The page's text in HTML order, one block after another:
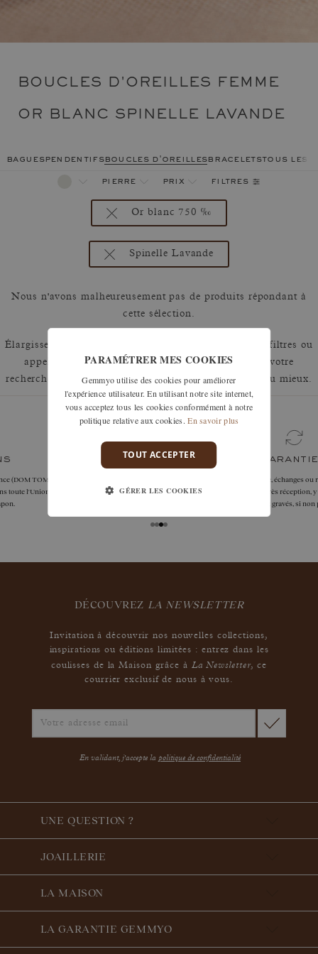
BOUCLES D'OREILLES FEMME
OR BLANC SPINELLE LAVANDE
baguespendentifsboucles d'oreillesbraceletstous les
pierre prix filtres
Or blanc 750 ‰
Spinelle Lavande
Nous n'avons malheureusement pas de produits répondant à
cette sélection.
Élargissez votre recherche en retirant un ou plusieurs filtres ou
appelez nous au 01 42 46 90 89 pour discuter de votre
recherche et voir comment nous pouvons y répondre au mieux.
garanties
sous 30 jours après réception, y compris pour les
DÉCOUVREZ LA NEWSLETTER
Invitation à découvrir nos nouvelles collections,
inspirations ou éditions limitées : entrez dans les
coulisses de la Maison grâce à La Newsletter,ce
courrier exclusif de nous à vous.
En validant, j'accepte la politique de confidentialité
UNE QUESTION ?
JOAILLERIE
LA MAISON
LA GARANTIE GEMMYO
PARAMÉTRER MES COOKIES
Gemmyo utilise des cookies pour améliorer
l'expérience utilisateur. En utilisant notre site internet,
vous acceptez tous les cookies conformément à notre
politique relative aux cookies. En savoir plus
TOUT ACCEPTER
GÉRER LES COOKIES